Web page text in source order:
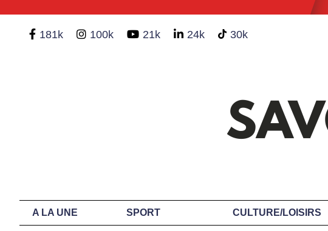
181k 100k 21k 24k 30k
A LA UNE SPORT CULTURE/LOISIRS